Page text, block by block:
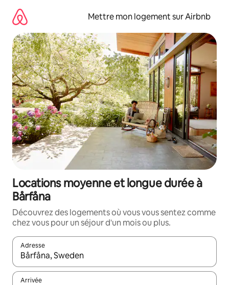
directement
contenu
Mettre mon logement sur Airbnb
Locations moyenne et longue durée à
Bårfåna
Découvrez des logements où vous vous sentez comme
chez vous pour un séjour d'un mois ou plus.
Adresse
Lorsque les résultats s'affichent, utilisez les flèches vers le
Arrivée